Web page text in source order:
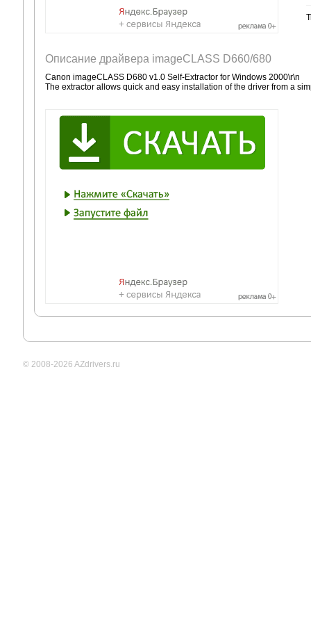
Описание драйвера imageCLASS D660/680
Canon imageCLASS D680 v1.0 Self-Extractor for Windows 2000\r\n
The extractor allows quick and easy installation of the driver from a
© 2008-2026 AZdrivers.ru